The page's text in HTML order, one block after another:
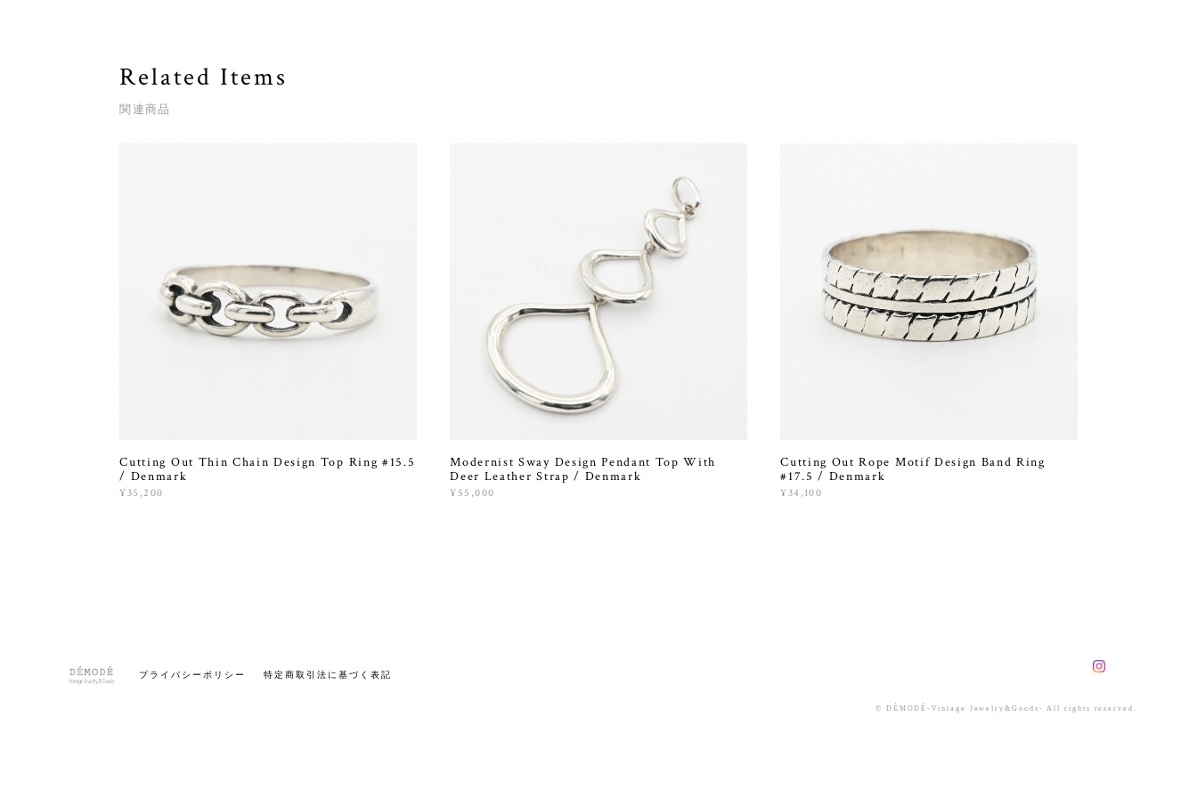
Related Items
関連商品
Cutting Out Thin Chain Design Top Ring #15.5
/ Denmark
¥35,200
Modernist Sway Design Pendant Top With
Deer Leather Strap / Denmark
¥55,000
Cutting Out Rope Motif Design Band Ring
#17.5 / Denmark
¥34,100
プライバシーポリシー 特定商取引法に基づく表記
© DÉMODÉ-Vintage Jewelry&Goods- All rights reserved.